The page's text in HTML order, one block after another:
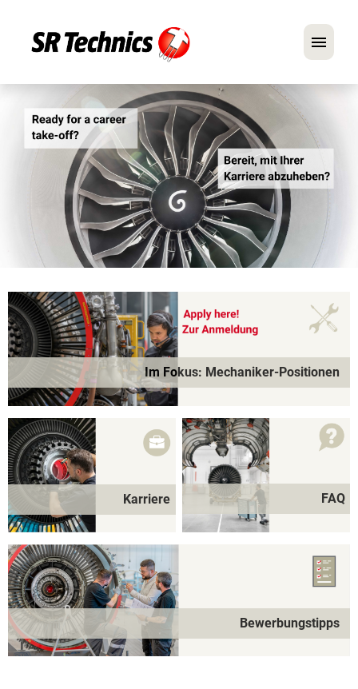
Englisch
Im Fokus: Mechaniker-Positionen
FAQ
Bewerbungstipps
Im Fokus: Mechaniker-Positionen
Karriere FAQ
Bewerbungstipps